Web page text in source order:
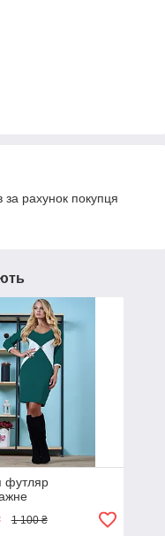
рахунок покупця
футляр
1 100 ₴